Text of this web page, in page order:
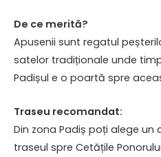
De ce merită?
Apusenii sunt regatul
satelor tradiționale unde
Padișul e o poartă spre
Traseu recomandat:
Din zona Padiș poți alege un
traseul spre Cetățile